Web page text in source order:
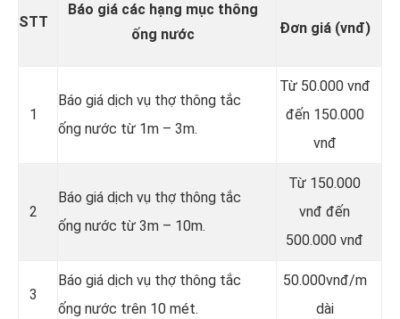
STT
Báo giá các hạng mục thông
ống nước
Đơn giá (vnđ)
1
Báo giá dịch vụ thợ thông tắc
ống nước từ 1m – 3m.
Từ 50.000 vnđ
đến 150.000
vnđ
2
Báo giá dịch vụ thợ thông tắc
ống nước từ 3m – 10m.
Từ 150.000
vnđ đến
500.000 vnđ
3
Báo giá dịch vụ thợ thông tắc
ống nước trên 10 mét.
50.000vnđ/m
dài